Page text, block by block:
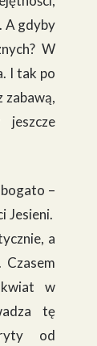
A gdyby
W
I tak po
zabawą,
–
Jesieni.
a
w
tę
od